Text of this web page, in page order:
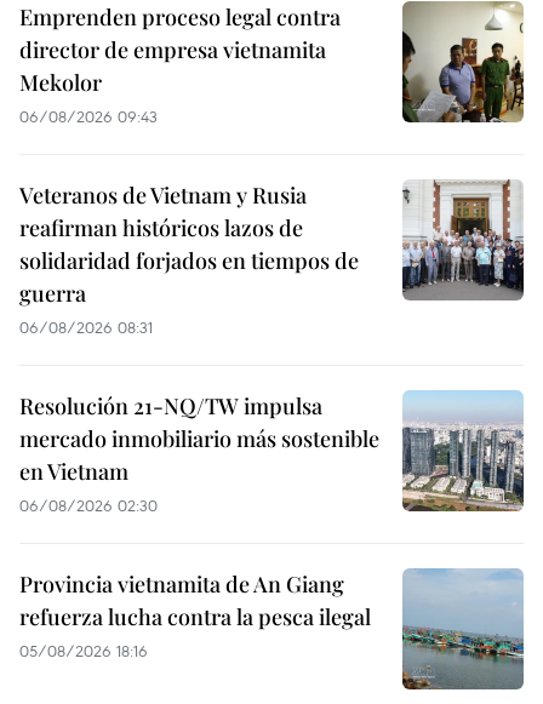
Emprenden proceso legal contra
director de empresa vietnamita
Mekolor
06/08/2026 09:43
Veteranos de Vietnam y Rusia
reafirman históricos lazos de
solidaridad forjados en tiempos de
guerra
06/08/2026 08:31
Resolución 21-NQ/TW impulsa
mercado inmobiliario más sostenible
en Vietnam
06/08/2026 02:30
Provincia vietnamita de An Giang
refuerza lucha contra la pesca ilegal
05/08/2026 18:16